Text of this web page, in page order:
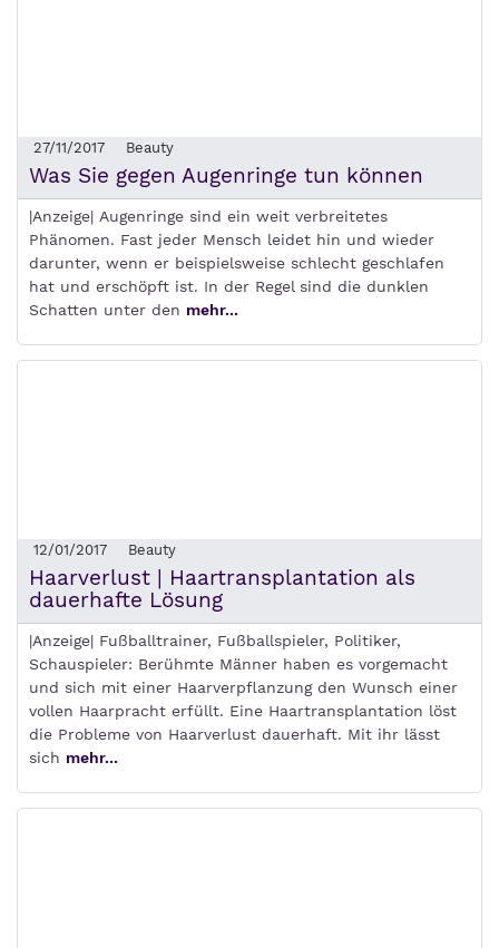
27/11/2017 Beauty
Was Sie gegen Augenringe tun können
|Anzeige| Augenringe sind ein weit verbreitetes
Phänomen. Fast jeder Mensch leidet hin und wieder
darunter, wenn er beispielsweise schlecht geschlafen
hat und erschöpft ist. In der Regel sind die dunklen
Schatten unter den mehr...
12/01/2017 Beauty
Haarverlust | Haartransplantation als
dauerhafte Lösung
|Anzeige| Fußballtrainer, Fußballspieler, Politiker,
Schauspieler: Berühmte Männer haben es vorgemacht
und sich mit einer Haarverpflanzung den Wunsch einer
vollen Haarpracht erfüllt. Eine Haartransplantation löst
die Probleme von Haarverlust dauerhaft. Mit ihr lässt
sich mehr...